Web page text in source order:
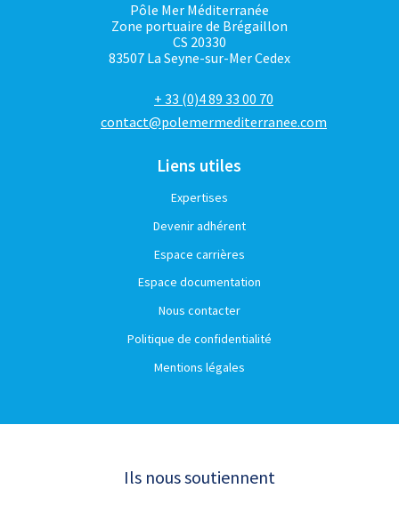
Pôle Mer Méditerranée
Zone portuaire de Brégaillon
CS 20330
83507 La Seyne-sur-Mer Cedex
+ 33 (0)4 89 33 00 70
contact@polemermediterranee.com
Liens utiles
Expertises
Devenir adhérent
Espace carrières
Espace documentation
Nous contacter
Politique de confidentialité
Mentions légales
Ils nous soutiennent